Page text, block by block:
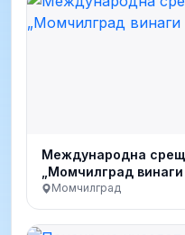
Международна
„Момчилград
Момчилград